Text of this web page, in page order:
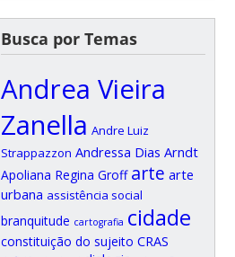
Busca por Temas
Andrea Vieira
Zanella Andre Luiz
Strappazzon Andressa Dias Arndt
Apoliana Regina Groff arte arte
urbana assistência social
branquitude cartografia cidade
constituição do sujeito CRAS